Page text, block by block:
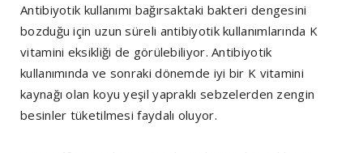
Antibiyotik kullanımı bağırsaktaki bakteri dengesini
bozduğu için uzun süreli antibiyotik kullanımlarında K
vitamini eksikliği de görülebiliyor. Antibiyotik
kullanımında ve sonraki dönemde iyi bir K vitamini
kaynağı olan koyu yeşil yapraklı sebzelerden zengin
besinler tüketilmesi faydalı oluyor.